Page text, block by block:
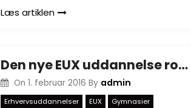
Læs artiklen
Den nye EUX uddannelse roses til skyerne
On 1. februar 2016 By admin
Erhvervsuddannelser EUX Gymnasier